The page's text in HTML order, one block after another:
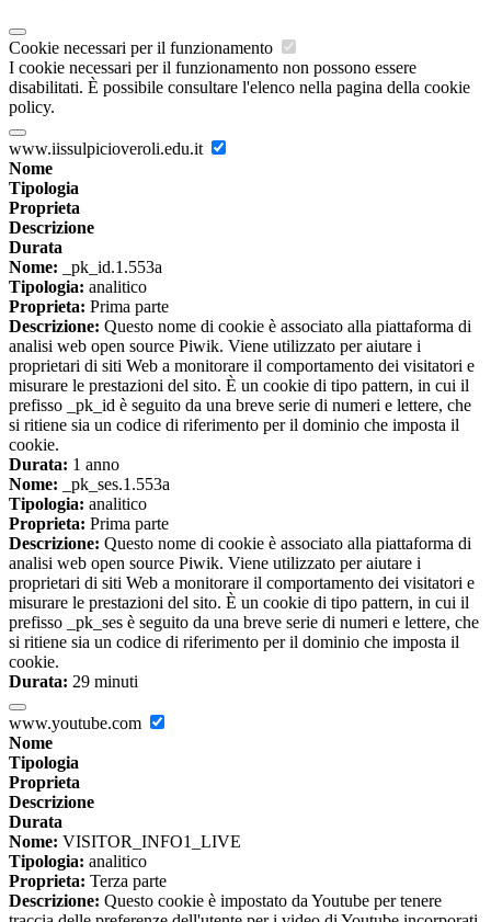
Cookie necessari per il funzionamento
I cookie necessari per il funzionamento non possono essere
disabilitati. È possibile consultare l'elenco nella pagina della cookie
policy.
www.iissulpicioveroli.edu.it
Nome
Tipologia
Proprieta
Descrizione
Durata
Nome: _pk_id.1.553a
Tipologia: analitico
Proprieta: Prima parte
Descrizione: Questo nome di cookie è associato alla piattaforma di
analisi web open source Piwik. Viene utilizzato per aiutare i
proprietari di siti Web a monitorare il comportamento dei visitatori e
misurare le prestazioni del sito. È un cookie di tipo pattern, in cui il
prefisso _pk_id è seguito da una breve serie di numeri e lettere, che
si ritiene sia un codice di riferimento per il dominio che imposta il
cookie.
Durata: 1 anno
Nome: _pk_ses.1.553a
Tipologia: analitico
Proprieta: Prima parte
Descrizione: Questo nome di cookie è associato alla piattaforma di
analisi web open source Piwik. Viene utilizzato per aiutare i
proprietari di siti Web a monitorare il comportamento dei visitatori e
misurare le prestazioni del sito. È un cookie di tipo pattern, in cui il
prefisso _pk_ses è seguito da una breve serie di numeri e lettere, che
si ritiene sia un codice di riferimento per il dominio che imposta il
cookie.
Durata: 29 minuti
www.youtube.com
Nome
Tipologia
Proprieta
Descrizione
Durata
Nome: VISITOR_INFO1_LIVE
Tipologia: analitico
Proprieta: Terza parte
Descrizione: Questo cookie è impostato da Youtube per tenere